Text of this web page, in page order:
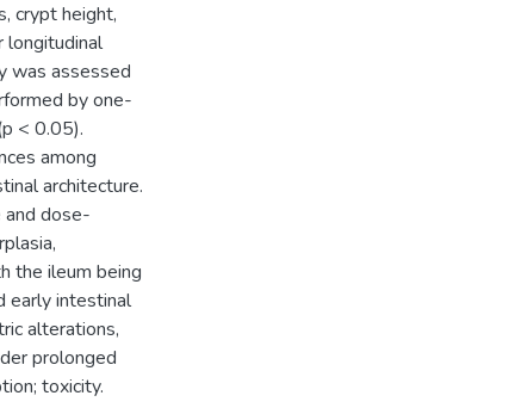
crypt height,
longitudinal
was assessed
by one-
< 0.05).
among
architecture.
and dose-
the ileum being
early intestinal
alterations,
prolonged
toxicity.